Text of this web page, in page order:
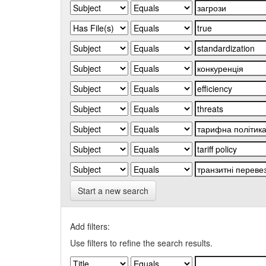
Start a new search
Add filters:
Use filters to refine the search results.